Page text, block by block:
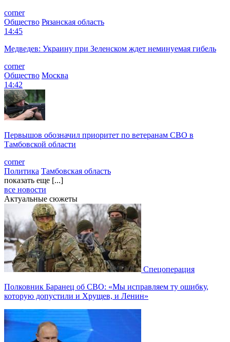
corner
Общество Рязанская область
14:45
Медведев: Украину при Зеленском ждет неминуемая гибель
corner
Общество Москва
14:42
Первышов обозначил приоритет по ветеранам СВО в
Тамбовской области
corner
Политика Тамбовская область
показать еще [...]
все новости
Актуальные сюжеты
Спецоперация
Полковник Баранец об СВО: «Мы исправляем ту ошибку,
которую допустили и Хрущев, и Ленин»